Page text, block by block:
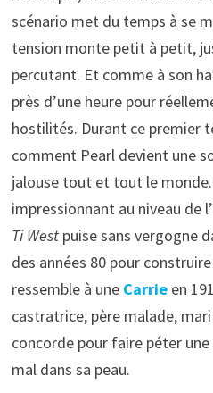
scénario met du temps à se
tension monte petit à petit,
percutant. Et comme à son
près d’une heure pour
hostilités. Durant ce premier
comment Pearl devient une
jalouse tout et tout le
impressionnant au niveau de
Ti Westpuise sans vergogne
des années 80 pour
ressemble à une Carrieen
castratrice, père malade,
concorde pour faire péter
mal dans sa peau.